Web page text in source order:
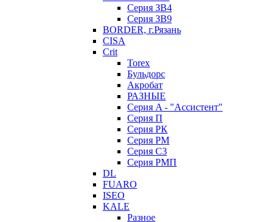
Серия ЗВ4
Серия ЗВ9
BORDER, г.Рязань
CISA
Crit
Torex
Бульдорс
Акробат
РАЗНЫЕ
Серия A - "Ассистент"
Серия П
Серия РК
Серия РМ
Серия С3
Серия РМП
DL
FUARO
ISEO
KALE
Разное